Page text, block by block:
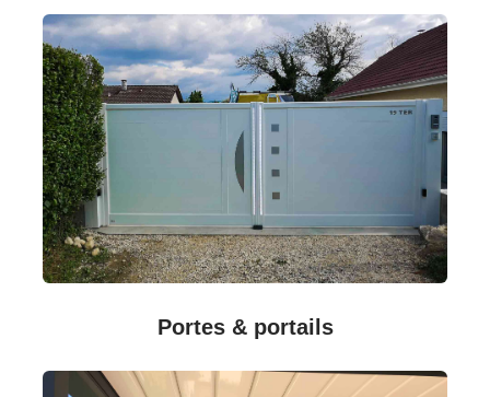
Portes & portails